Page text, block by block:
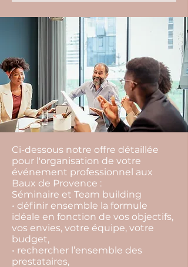
Ci-dessous notre offre détaillée
pour l'organisation de votre
événement professionnel aux
Baux de Provence :
Séminaire et Team building
• définir ensemble la formule
idéale en fonction de vos objectifs,
vos envies, votre équipe, votre
budget,
• rechercher l’ensemble des
prestataires,